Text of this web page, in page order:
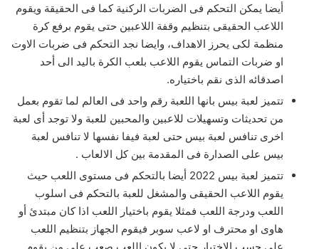
أيضا يمكن التحكم فى الضربات الركنية كما فى الحقيقة ويقوم
اللاعب الحقيقى بتنظيم وقفة اللاعبين حتى يقوم برفع كرة
منظمة لكى يحرز الاهداف، وايضا نجد التحكم فى ضربات الاوت
او ضربات التماس يقوم اللاعب بلعب الكرة باليد الى أحد
اصدقائه الذى نقم باختياره.
تتميز لعبة بيس بانها اللعبة رقم واحد فى العالم لما تقوم بعمل
من تحديثات وتسهيلات للاعبين والمحبين للعبة ولا توجد أى لعبة
اخرى تنافس لعبة بيس حتى لعبة فيفا نفسها لا تنافس لعبة
بيس على الصدارة فى المقدمة بين كل الالعاب .
تتميز لعبة بيس 2022 أيضا بالتحكم فى مستوى اللعب حيث
يقوم اللاعب الحقيقى والمشغل للعبة بالتحكم فى اسلوب
اللعب ودرجة اللعب فمثلا يقوم باختيار اللعب اذا كان مبتدئ أو
هاوى او محترف او لاعب سوبر فيقوم الجهاز بتنظيم اللعب
على حسب الاختيار حتى لا يكون اللعب صعب على من يقوم